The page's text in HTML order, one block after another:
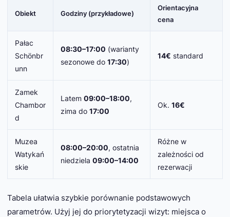
Obiekt Godziny (przykładowe)
Orientacyjna
cena
Pałac
Schönbr
unn
08:30–17:00 (warianty
sezonowe do 17:30)
14€ standard
Zamek
Chambor
d
Latem 09:00–18:00,
zima do 17:00
Ok. 16€
Muzea
Watykań
skie
08:00–20:00, ostatnia
niedziela 09:00–14:00
Różne w
zależności od
rezerwacji
Tabela ułatwia szybkie porównanie podstawowych
parametrów. Użyj jej do priorytetyzacji wizyt: miejsca o